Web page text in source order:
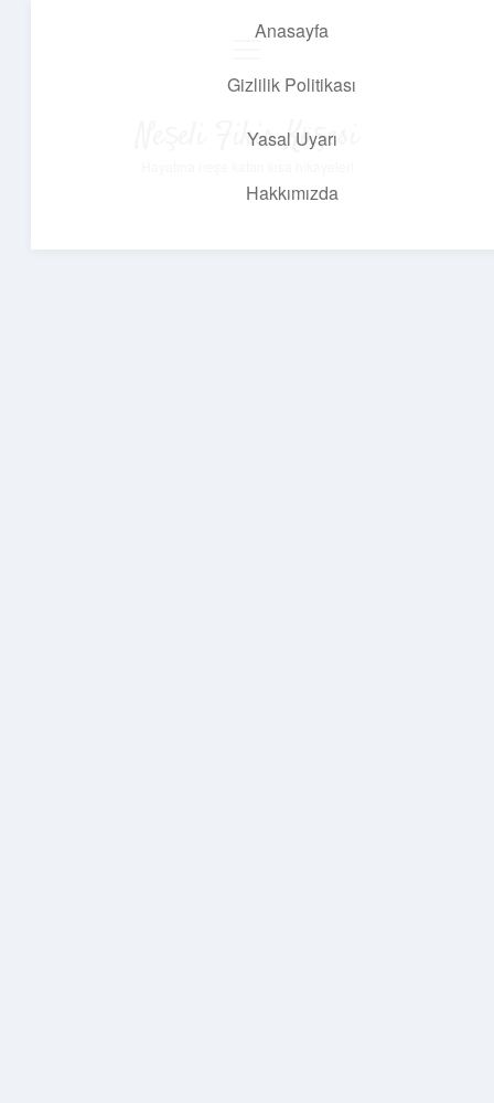
Anasayfa
Gizlilik Politikası
Yasal Uyarı
Hakkımızda
Neşeli Fikir Köşesi